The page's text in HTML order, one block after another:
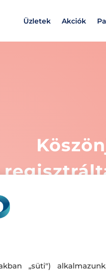
Üzletek Akciók
új
„süti")